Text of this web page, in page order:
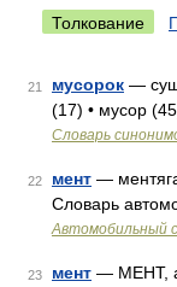
Толкование
21 мусорок —
(17) • мусор
Словарь
22 мент —
Словарь
Автомобильный
23 мент — МЕНТ,